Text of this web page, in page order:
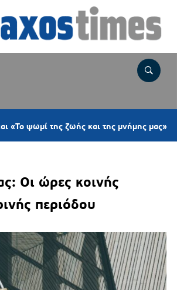
της ζωής και της μνήμης μας»
Οι ώρες κοινής
περιόδου